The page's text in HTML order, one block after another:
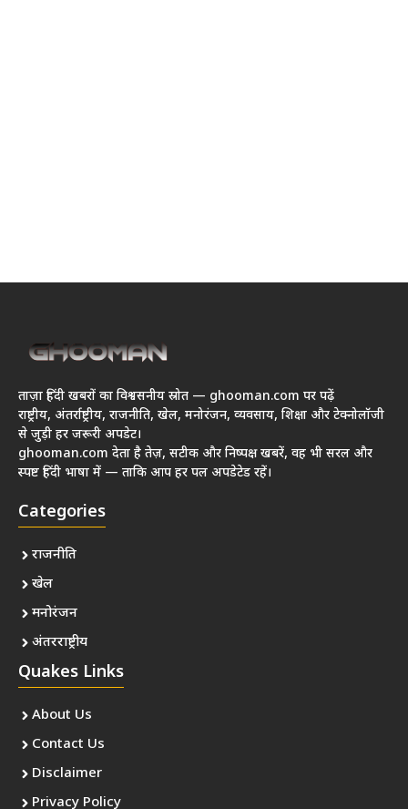
ताज़ा हिंदी खबरों का विश्वसनीय स्रोत — ghooman.com पर पढ़ें
राष्ट्रीय, अंतर्राष्ट्रीय, राजनीति, खेल, मनोरंजन, व्यवसाय, शिक्षा और टेक्नोलॉजी
से जुड़ी हर जरूरी अपडेट।
ghooman.com देता है तेज़, सटीक और निष्पक्ष खबरें, वह भी सरल और
स्पष्ट हिंदी भाषा में — ताकि आप हर पल अपडेटेड रहें।
Categories
राजनीति
खेल
मनोरंजन
अंतरराष्ट्रीय
Quakes Links
About Us
Contact Us
Disclaimer
Privacy Policy